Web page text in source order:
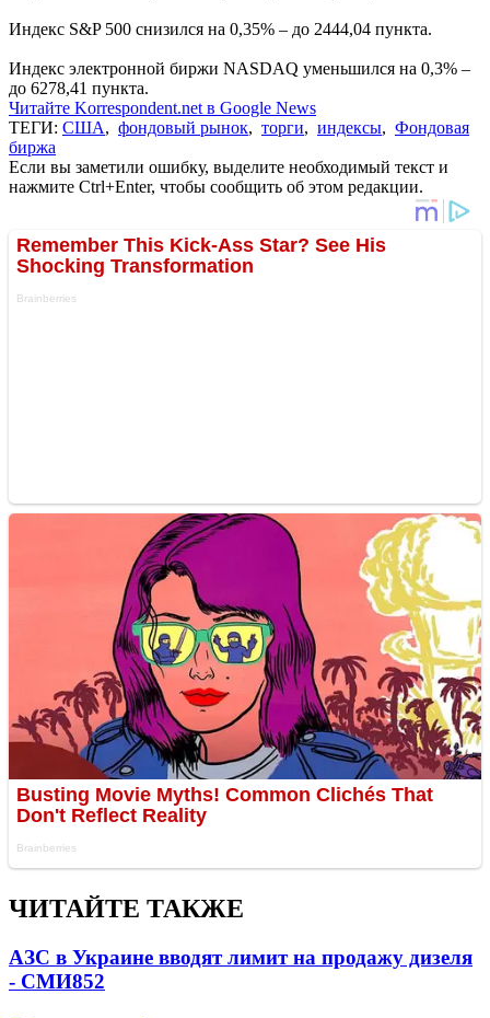
Индекс S&P 500 снизился на 0,35% – до 2444,04 пункта.
Индекс электронной биржи NASDAQ уменьшился на 0,3% –
до 6278,41 пункта.
Читайте Korrespondent.net в Google News
ТЕГИ: США, фондовый рынок, торги, индексы, Фондовая
биржа
Если вы заметили ошибку, выделите необходимый текст и
нажмите Ctrl+Enter, чтобы сообщить об этом редакции.
ЧИТАЙТЕ ТАКЖЕ
АЗС в Украине вводят лимит на продажу дизеля
- СМИ852